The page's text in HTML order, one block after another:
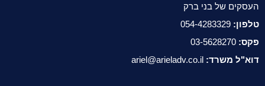
העסקים של בני ברק
טלפון: 054-4283329
פקס: 03-5628270
דוא"ל משרד: ariel@arieladv.co.il